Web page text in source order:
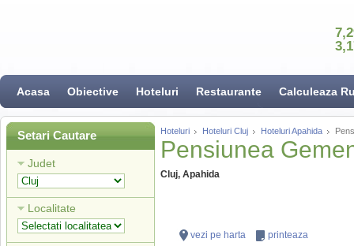
Acasa Obiective Hoteluri Restaurante Calculeaza
Setari Cautare
Judet
Localitate
Hoteluri Hoteluri Cluj Hoteluri Apahida
Pensiunea
Cluj, Apahida
vezi pe harta printeaza